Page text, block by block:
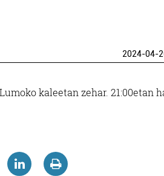
2024-04-
kaleetan zehar. 21:00etan